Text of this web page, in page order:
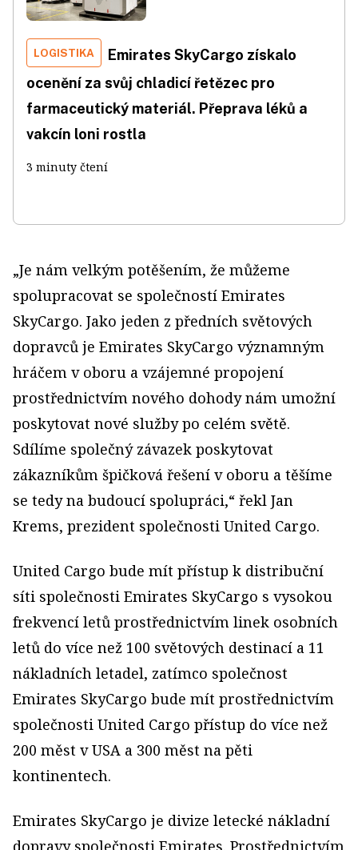
LOGISTIKA
Emirates SkyCargo získalo
ocenění za svůj chladicí řetězec pro
farmaceutický materiál. Přeprava léků a
vakcín loni rostla
3 minuty čtení
„Je nám velkým potěšením, že můžeme
spolupracovat se společností Emirates
SkyCargo. Jako jeden z předních světových
dopravců je Emirates SkyCargo významným
hráčem v oboru a vzájemné propojení
prostřednictvím nového dohody nám umožní
poskytovat nové služby po celém světě.
Sdílíme společný závazek poskytovat
zákazníkům špičková řešení v oboru a těšíme
se tedy na budoucí spolupráci,“ řekl Jan
Krems, prezident společnosti United Cargo.
United Cargo bude mít přístup k distribuční
síti společnosti Emirates SkyCargo s vysokou
frekvencí letů prostřednictvím linek osobních
letů do více než 100 světových destinací a 11
nákladních letadel, zatímco společnost
Emirates SkyCargo bude mít prostřednictvím
společnosti United Cargo přístup do více než
200 měst v USA a 300 měst na pěti
kontinentech.
Emirates SkyCargo je divize letecké nákladní
dopravy společnosti Emirates. Prostřednictvím